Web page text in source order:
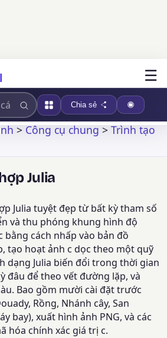
☰
Chia sẻ
>Công cụ chung>Trình tạo
Julia
Julia tuyệt đẹp từ bất kỳ tham số
và thu phóng khung hình độ
bằng cách nhấp vào bản đồ
tạo hoạt ảnh c dọc theo một quỹ
dạng Julia biến đổi trong thời gian
đâu để theo vết đường lặp, và
Bao gồm mười cài đặt trước
Rồng, Nhánh cây, San
bay), xuất hình ảnh PNG, và các
hóa chính xác giá trị c.